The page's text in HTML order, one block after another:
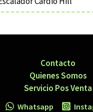
Contacto
Quienes Somos
Servicio Pos Venta
Whatsapp